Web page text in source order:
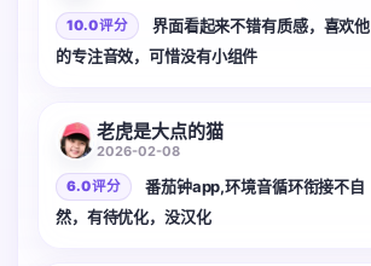
10.0 评分
界面看起来不错有质感，喜欢他
的专注音效，可惜没有小组件
老虎是大点的猫
2026-02-08
6.0 评分
番茄钟app,环境音循环衔接不自
然，有待优化，没汉化